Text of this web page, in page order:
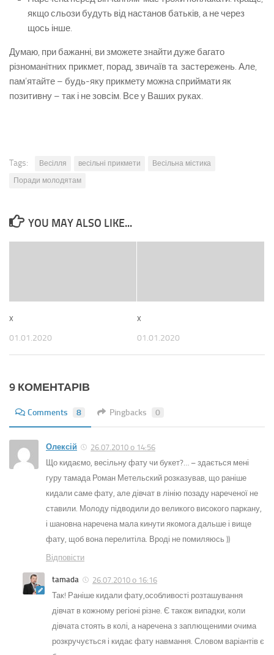
якщо сльози будуть від настанов батьків, а не через
щось інше.
Думаю, при бажанні, ви зможете знайти дуже багато
різноманітних прикмет, порад, звичаїв та застережень. Але,
пам’ятайте – будь-яку прикмету можна сприймати як
позитивну – так і не зовсім. Все у Ваших руках.
Tags: Весілля весільні прикмети
Весільна містика
Поради молодятам
YOU MAY ALSO LIKE...
x
01.01.2020
x
01.01.2020
9 КОМЕНТАРІВ
Comments 8 Pingbacks 0
Олексій
26.07.2010 о 14:56
Що кидаємо, весільну фату чи букет?… – здається мені
гуру тамада Роман Метельский розказував, що раніше
кидали саме фату, але дівчат в лінію позаду нареченої не
ставили. Молоду підводили до великого високого паркану,
і шановна наречена мала кинути якомога дальше і вище
фату, щоб вона перелитіла. Вроді не помиляюсь ))
Відповіcти
tamada
26.07.2010 о 16:16
Так! Раніше кидали фату,особливості розташування
дівчат в кожному регіоні різне. Є також випадки, коли
дівчата стоять в колі, а наречена з заплющеними очима
розкручується і кидає фату навмання. Словом варіантів є